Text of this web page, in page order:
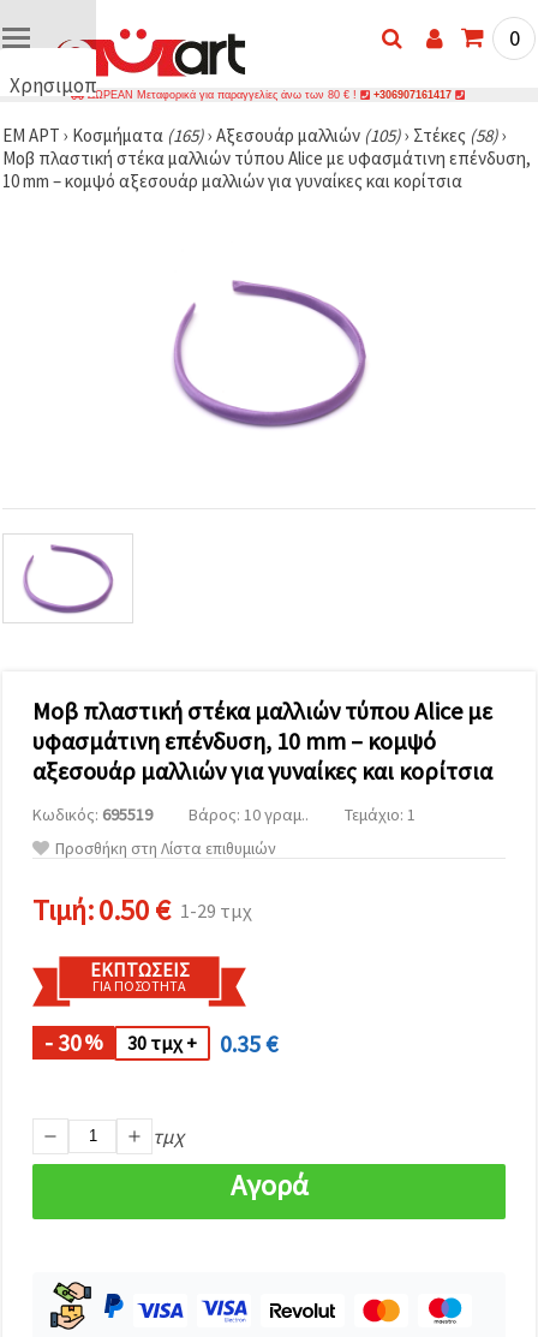
Χρησιμοποιούμε
🍪
Χρησιμοποιούμε
cookies και
αναλύουμε
επισκεψιμότητα
και να
προβάλλουμε
πιο σχετικό
περιεχόμενο
άλλων με
τη βοήθεια
των
συνεργατών
μας για
Μπορείτε
συμφωνήσετε
cookies
κάνοντας
ιστότοπο!
προτιμήσεις
σας στις
ρυθμίσεις
επιλέγοντας
κλικ στο
Αποθήκευση.
0
ΔΩΡΕΑΝ Μεταφορικά για παραγγελίες άνω των 80 € ! +306907161417
ΕΜ ΑΡΤ › Κοσμήματα (165)› Αξεσουάρ μαλλιών (105)› Στέκες (58)›
Μοβ πλαστική στέκα μαλλιών τύπου Alice με υφασμάτινη επένδυση,
10 mm – κομψό αξεσουάρ μαλλιών για γυναίκες και κορίτσια
Μοβ πλαστική στέκα μαλλιών τύπου Alice με
υφασμάτινη επένδυση, 10 mm – κομψό
αξεσουάρ μαλλιών για γυναίκες και κορίτσια
Κωδικός: 695519 Βάρος: 10 γραμ..
Τεμάχιο: 1
Προσθήκη στη Λίστα επιθυμιών
Τιμή:0.50 € 1-29 τμχ
ΕΚΠΤΏΣΕΙΣ
ΓΙΑ ΠΟΣΌΤΗΤΑ
- 30% 30 τμχ + 0.35 €
τμχ
Αγορά